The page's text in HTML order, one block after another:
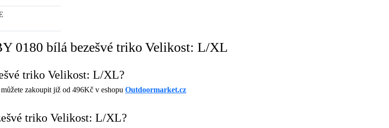
0180 bílá bezešvé triko Velikost: L/XL
triko Velikost: L/XL?
můžete zakoupit již od 496Kč v eshopu Outdoormarket.cz
triko Velikost: L/XL?